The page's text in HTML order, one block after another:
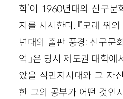
학’이 1960년대의 신구문
지를 시사한다. 『모래 위
년대의 출판 풍경: 신구문
억」은 당시 제도권 대학
았을 식민지시대와 그 자
한 그의 공부가 어떤 것인